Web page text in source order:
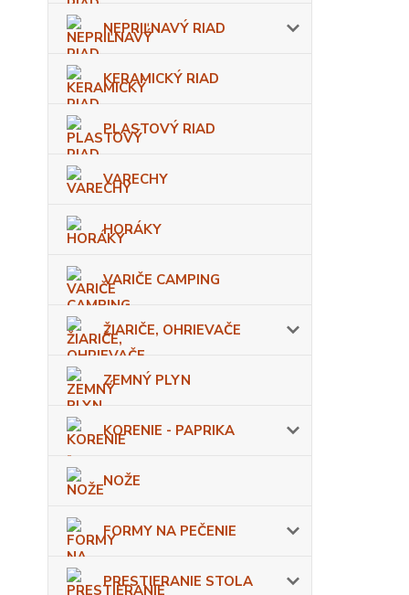
NEPRIĽNAVÝ RIAD
KERAMICKÝ RIAD
PLASTOVÝ RIAD
VARECHY
HORÁKY
VARIČE CAMPING
ŽIARIČE, OHRIEVAČE
ZEMNÝ PLYN
KORENIE - PAPRIKA
NOŽE
FORMY NA PEČENIE
PRESTIERANIE STOLA